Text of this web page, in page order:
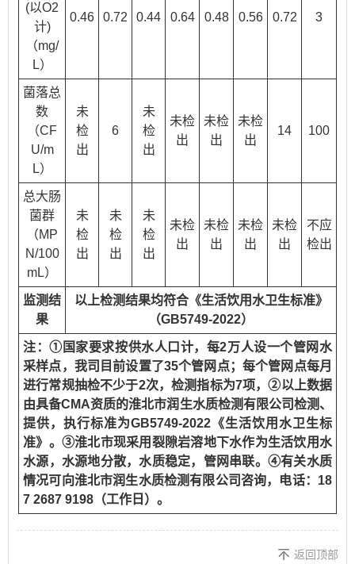
(以O2
计)
（mg/
L）
0.46 0.72 0.44 0.64 0.48 0.56 0.72 3
菌落总
数
（CF
U/m
L）
未
检
出
6
未
检
出
未检
出
未检
出
未检
出
14 100
总大肠
菌群
（MP
N/100
mL）
未
检
出
未
检
出
未
检
出
未检
出
未检
出
未检
出
未检
出
不应
检出
监测结
果
以上检测结果均符合《生活饮用水卫生标准》
（GB5749-2022）
注：①国家要求按供水人口计，每2万人设一个管网水
采样点，我司目前设置了35个管网点；每个管网点每月
进行常规抽检不少于2次，检测指标为7项，②以上数据
由具备CMA资质的淮北市润生水质检测有限公司检测、
提供，执行标准为GB5749-2022《生活饮用水卫生标
准》。③淮北市现采用裂隙岩溶地下水作为生活饮用水
水源，水源地分散，水质稳定，管网串联。④有关水质
情况可向淮北市润生水质检测有限公司咨询，电话：18
7 2687 9198（工作日）。
返回顶部